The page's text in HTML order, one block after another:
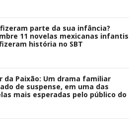
fizeram parte da sua infância?
11 novelas mexicanas infantis
história no SBT
da Paixão: Um drama familiar
de suspense, em uma das
mais esperadas pelo público do